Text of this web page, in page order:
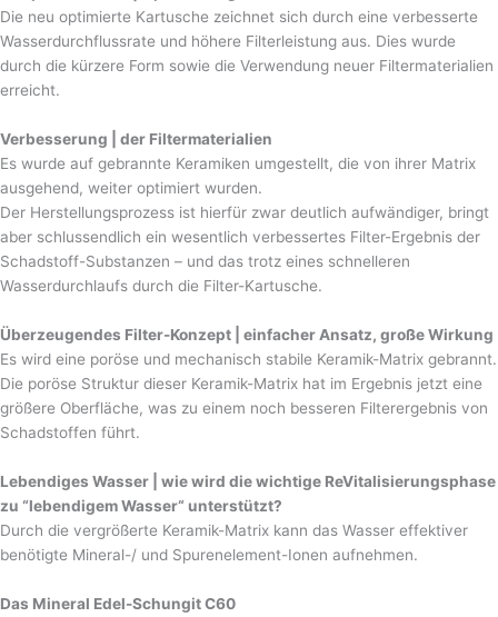
Die neu optimierte Kartusche zeichnet sich durch eine verbesserte
Wasserdurchflussrate und höhere Filterleistung aus. Dies wurde
durch die kürzere Form sowie die Verwendung neuer Filtermaterialien
erreicht.
Verbesserung | der Filtermaterialien
Es wurde auf gebrannte Keramiken umgestellt, die von ihrer Matrix
ausgehend, weiter optimiert wurden.
Der Herstellungsprozess ist hierfür zwar deutlich aufwändiger, bringt
aber schlussendlich ein wesentlich verbessertes Filter-Ergebnis der
Schadstoff-Substanzen – und das trotz eines schnelleren
Wasserdurchlaufs durch die Filter-Kartusche.
Überzeugendes Filter-Konzept | einfacher Ansatz, große Wirkung
Es wird eine poröse und mechanisch stabile Keramik-Matrix gebrannt.
Die poröse Struktur dieser Keramik-Matrix hat im Ergebnis jetzt eine
größere Oberfläche, was zu einem noch besseren Filterergebnis von
Schadstoffen führt.
Lebendiges Wasser | wie wird die wichtige ReVitalisierungsphase
zu “lebendigem Wasser“ unterstützt?
Durch die vergrößerte Keramik-Matrix kann das Wasser effektiver
benötigte Mineral-/ und Spurenelement-Ionen aufnehmen.
Das Mineral Edel-Schungit C60